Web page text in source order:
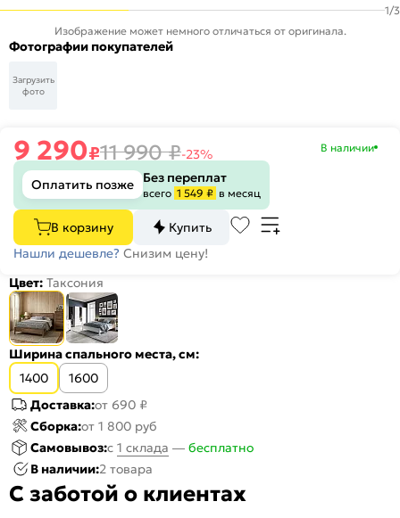
1/3
Изображение может немного отличаться от оригинала.
Фотографии покупателей
Загрузить
фото
9 290₽11 990₽-23% В наличии
Оплатить позже Без переплат
всего 1 549 ₽ в месяц
В корзину
Купить
Нашли дешевле? Снизим цену!
Цвет: Таксония
Ширина спального места, см:
1400
1600
Доставка:от 690 ₽
Сборка:от 1 800 руб
Самовывоз:c 1 склада — бесплатно
В наличии:2 товара
С заботой о клиентах